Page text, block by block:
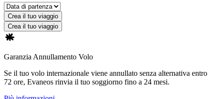
Crea il tuo viaggio
Crea il tuo viaggio
Garanzia Annullamento Volo
Se il tuo volo internazionale viene annullato senza alternativa entro
72 ore, Evaneos rinvia il tuo soggiorno fino a 24 mesi.